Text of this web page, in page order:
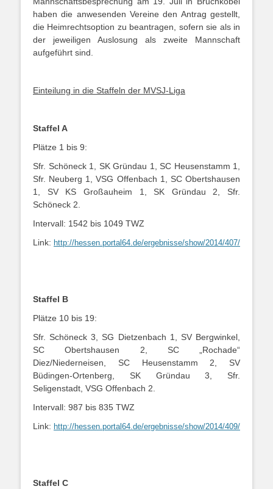
haben die anwesenden Vereine den Antrag gestellt,
die Heimrechtsoption zu beantragen, sofern sie als in
der jeweiligen Auslosung als zweite Mannschaft
aufgeführt sind.
Einteilung in die Staffeln der MVSJ-Liga
Staffel A
Plätze 1 bis 9:
Sfr. Schöneck 1, SK Gründau 1, SC Heusenstamm 1,
Sfr. Neuberg 1, VSG Offenbach 1, SC Obertshausen
1, SV KS Großauheim 1, SK Gründau 2, Sfr.
Schöneck 2.
Intervall: 1542 bis 1049 TWZ
Link: http://hessen.portal64.de/ergebnisse/show/2014/407/
Staffel B
Plätze 10 bis 19:
Sfr. Schöneck 3, SG Dietzenbach 1, SV Bergwinkel,
SC Obertshausen 2, SC „Rochade“
Diez/Niederneisen, SC Heusenstamm 2, SV
Büdingen-Ortenberg, SK Gründau 3, Sfr.
Seligenstadt, VSG Offenbach 2.
Intervall: 987 bis 835 TWZ
Link: http://hessen.portal64.de/ergebnisse/show/2014/409/
Staffel C